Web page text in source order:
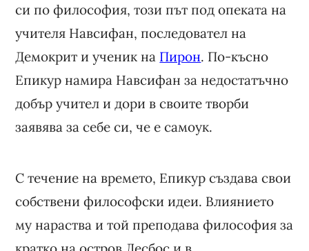
си по философия, този път под опеката на
учителя Навсифан, последовател на
Демокрит и ученик на Пирон. По-късно
Епикур намира Навсифан за недостатъчно
добър учител и дори в своите творби
заявява за себе си, че е самоук.
С течение на времето, Епикур създава свои
собствени философски идеи. Влиянието
му нараства и той преподава философия за